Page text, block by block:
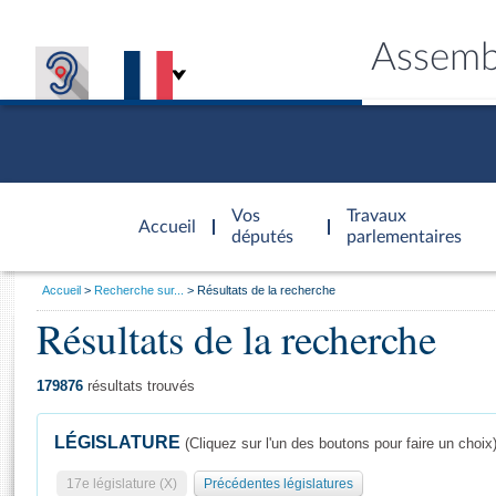
Accueil
d'accueil
Vos
députés
Travaux
parlementaires
Général
Vous
Accueil Recherche sur... Résultats de la recherche
Résultats de la recherche
179876 résultats trouvés
LÉGISLATURE (Cliquez sur l'un des boutons pour faire un choix)
17e législature (X) Précédentes législatures